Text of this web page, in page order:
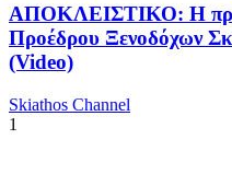
ΑΠΟΚΛΕΙΣΤΙΚΟ: Η
Προέδρου Ξενοδόχων
(Video)
Skiathos Channel
1